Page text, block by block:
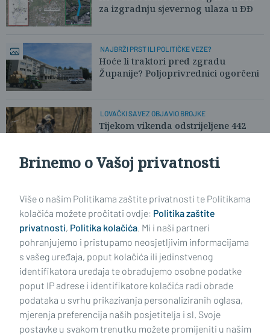
za izgradnju sjevernog ulaza u ĐĐ
NAJBRŽI PRST ILI POLITIČKE VEZE?
Hoće li traktori pred zgradu
Županije? Poljoprivrednici ogorčeni
LOVAČKI SAVEZ OBJAVIO BROJKE
Tijekom vikenda odstrijeljene 442
Impressum Uvjeti korištenja Politika privatnosti
Brinemo o Vašoj privatnosti
Više o našim Politikama zaštite privatnosti te Politikama
kolačića možete pročitati ovdje: Politika zaštite
privatnosti, Politika kolačića. Mi i naši partneri
pohranjujemo i pristupamo neosjetljivim informacijama
s vašeg uređaja, poput kolačića ili jedinstvenog
identifikatora uređaja te obrađujemo osobne podatke
poput IP adrese i identifikatore kolačića radi obrade
podataka u svrhu prikazivanja personaliziranih oglasa,
mjerenja preferencija naših posjetitelja i sl. Svoje
postavke u svakom trenutku možete promijeniti u našim